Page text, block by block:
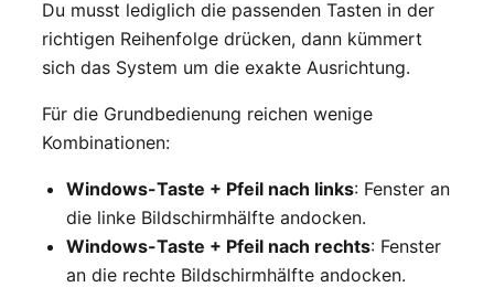
Du musst lediglich die passenden Tasten in der
richtigen Reihenfolge drücken, dann kümmert
sich das System um die exakte Ausrichtung.
Für die Grundbedienung reichen wenige
Kombinationen:
Windows-Taste + Pfeil nach links: Fenster an
die linke Bildschirmhälfte andocken.
Windows-Taste + Pfeil nach rechts: Fenster
an die rechte Bildschirmhälfte andocken.